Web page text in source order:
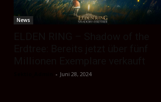
News
- Juni 28, 2024